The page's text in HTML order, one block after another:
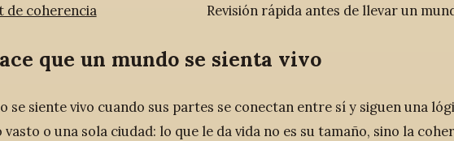
de coherencia
Revisión rápida antes de llevar un
que un mundo se sienta vivo
se siente vivo cuando sus partes se conectan entre sí y siguen una
o una sola ciudad: lo que le da vida no es su tamaño, sino la